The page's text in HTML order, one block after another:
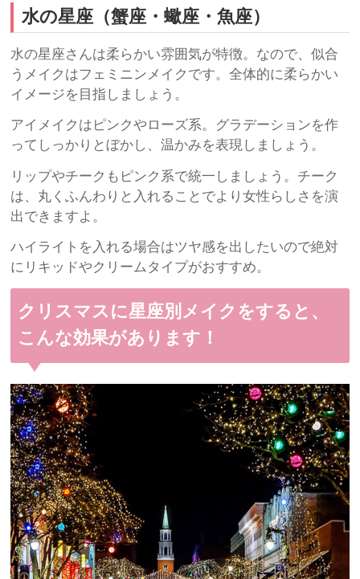
水の星座（蟹座・蠍座・魚座）
水の星座さんは柔らかい雰囲気が特徴。なので、似合
うメイクはフェミニンメイクです。全体的に柔らかい
イメージを目指しましょう。
アイメイクはピンクやローズ系。グラデーションを作
ってしっかりとぼかし、温かみを表現しましょう。
リップやチークもピンク系で統一しましょう。チーク
は、丸くふんわりと入れることでより女性らしさを演
出できますよ。
ハイライトを入れる場合はツヤ感を出したいので絶対
にリキッドやクリームタイプがおすすめ。
クリスマスに星座別メイクをすると、
こんな効果があります！